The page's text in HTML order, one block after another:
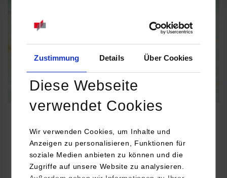
Zustimmung Details Über Cookies
Diese Webseite
verwendet Cookies
Wir verwenden Cookies, um Inhalte und
Anzeigen zu personalisieren, Funktionen für
soziale Medien anbieten zu können und die
Zugriffe auf unsere Website zu analysieren.
Einmalig aktivieren
Informatik